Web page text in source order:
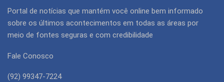
Portal de notícias que mantém você online bem informado
sobre os últimos acontecimentos em todas as áreas por
meio de fontes seguras e com credibilidade
Fale Conosco
(92) 99347-7224